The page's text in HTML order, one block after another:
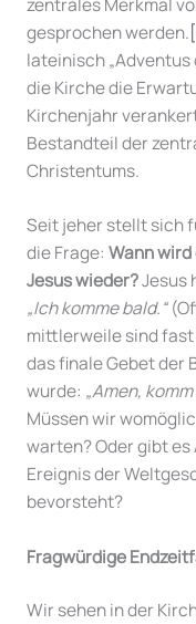
gesprochen werden.
lateinisch „Adventus
die Kirche die
Kirchenjahr
Bestandteil der
Christentums.
Seit jeher stellt sich
die Frage: Wann
Jesus wieder?Jesus
„Ich komme bald.“
mittlerweile sind fast
das finale Gebet der
wurde: „Amen,
Müssen wir
warten? Oder gibt
Ereignis der
bevorsteht?
Fragwürdige
Wir sehen in der